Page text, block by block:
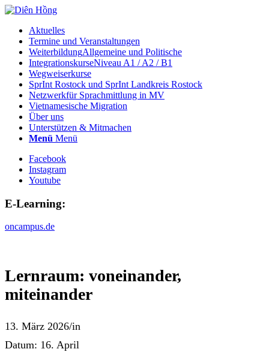
Aktuelles
Termine und Veranstaltungen
WeiterbildungAllgemeine und Politische
IntegrationskurseNiveau A1 / A2 / B1
Wegweiserkurse
SprInt Rostock und SprInt Landkreis Rostock
Netzwerkfür Sprachmittlung in MV
Vietnamesische Migration
Über uns
Unterstützen & Mitmachen
Menü Menü
Facebook
Instagram
Youtube
E-Learning:
oncampus.de
Lernraum: voneinander,
miteinander
13. März 2026/in
Datum: 16. April